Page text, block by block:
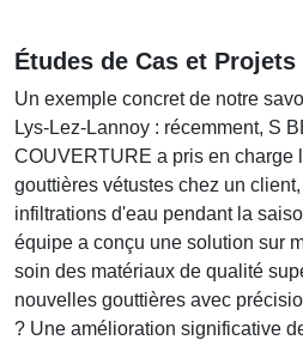
Études de Cas et Projets
Un exemple concret de notre
Lys-Lez-Lannoy : récemment, S
COUVERTURE a pris en charge
gouttières vétustes chez un
infiltrations d'eau pendant la
équipe a conçu une solution sur
soin des matériaux de qualité
nouvelles gouttières avec
? Une amélioration significative